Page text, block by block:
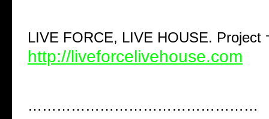
LIVE FORCE, LIVE HOUSE. Project
http://liveforcelivehouse.com
…………………………………………